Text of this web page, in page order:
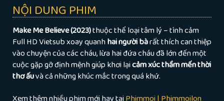
NỘI DUNG PHIM
Make Me Believe (2023)thuộc thể loại tâm lý – tình cảm
Full HD Vietsub xoay quanhhai người bàrất thích can thiệp
vào chuyện của các cháu, lừa hai đứa cháu đã lớn đến một
cuộc gặp gỡ định mệnh giúp khơi lạicảm xúc thầm mến thời
thơ ấuvà cả những khúc mắc trong quá khứ.
Xem thêm nhiều phim mới hay tạiPhimmoi | Phimmoilon